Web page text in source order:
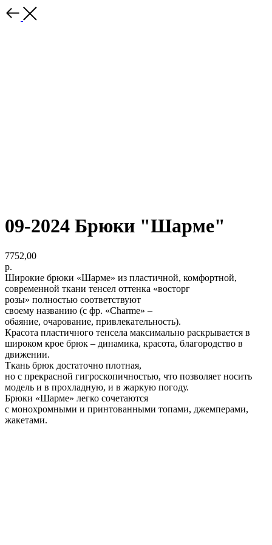
09-2024 Брюки "Шарме"
7752,00
р.
Широкие брюки «Шарме» из пластичной, комфортной,
современной ткани тенсел оттенка «восторг
розы» полностью соответствуют
своему названию (с фр. «Charme» –
обаяние, очарование, привлекательность).
Красота пластичного тенсела максимально раскрывается в
широком крое брюк – динамика, красота, благородство в
движении.
Ткань брюк достаточно плотная,
но с прекрасной гигроскопичностью, что позволяет носить
модель и в прохладную, и в жаркую погоду.
Брюки «Шарме» легко сочетаются
с монохромными и принтованными топами, джемперами,
жакетами.